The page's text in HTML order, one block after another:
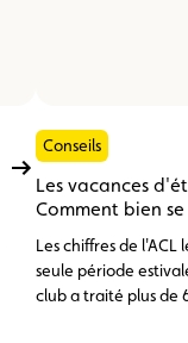
Conseils
Les vacances
Comment bien
Les chiffres de
seule période
club a traité plus de